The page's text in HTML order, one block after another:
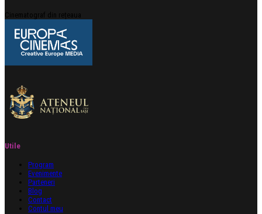
Cinematograf din rețeaua
Utile
Program
Evenimente
Parteneri
Blog
Contact
Contul meu